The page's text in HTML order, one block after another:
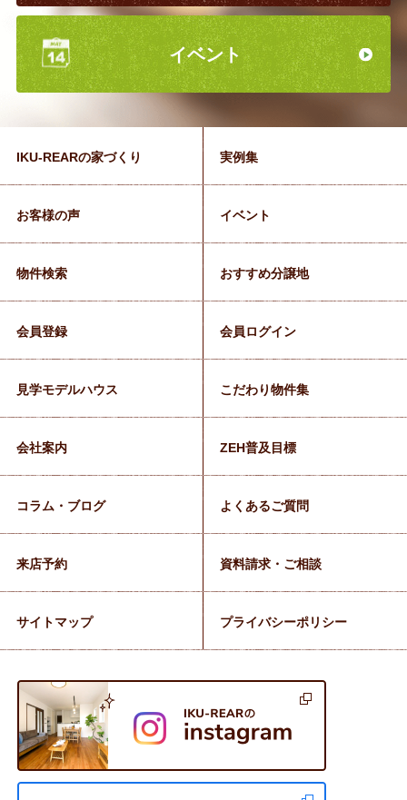
イベント
IKU-REARの家づくり 実例集
お客様の声 イベント
物件検索 おすすめ分譲地
会員登録 会員ログイン
見学モデルハウス こだわり物件集
会社案内 ZEH普及目標
コラム・ブログ よくあるご質問
来店予約 資料請求・ご相談
サイトマップ プライバシーポリシー